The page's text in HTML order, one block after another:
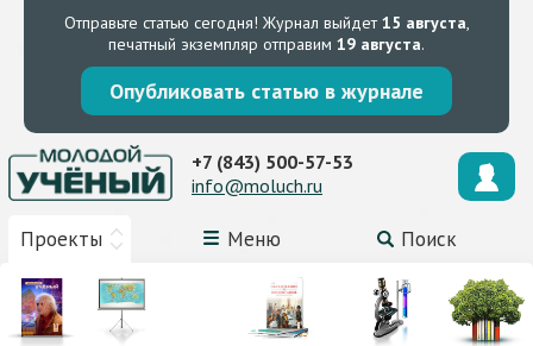
Отправьте статью сегодня! Журнал выйдет15 августа,
печатный экземпляр отправим 19 августа.
Опубликовать статью в журнале
Проекты Меню Поиск
+7 (843) 500-57-53
info@moluch.ru